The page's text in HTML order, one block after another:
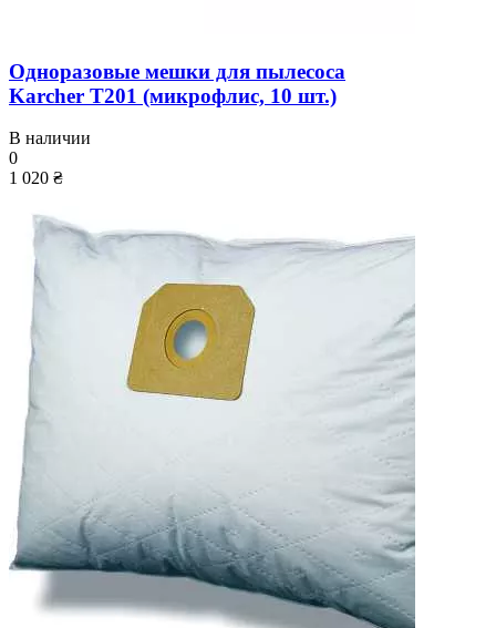
Одноразовые мешки для пылесоса
Karcher T201 (микрофлис, 10 шт.)
В наличии
0
1 020 ₴